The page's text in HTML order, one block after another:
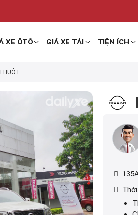
XE ÔTÔ GIÁ XE TẢI TIỆN ÍCH